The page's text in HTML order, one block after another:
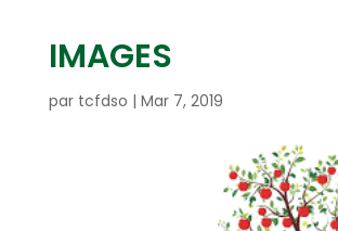
IMAGES
par tcfdso | Mar 7, 2019